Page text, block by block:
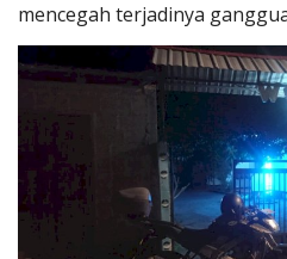
mencegah terjadinya